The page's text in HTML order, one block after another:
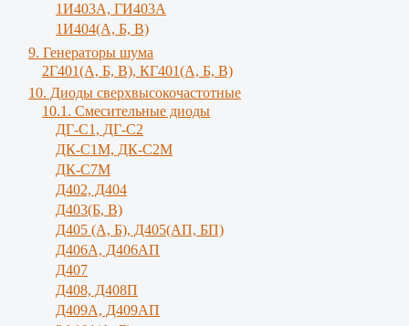
1И403А, ГИ403А
1И404(А, Б, В)
9. Генераторы шума
2Г401(А, Б, В), КГ401(А, Б, В)
10. Диоды сверхвысокочастотные
10.1. Смесительные диоды
ДГ-С1, ДГ-С2
ДК-С1М, ДК-С2М
ДК-С7М
Д402, Д404
Д403(Б, В)
Д405 (А, Б), Д405(АП, БП)
Д406А, Д406АП
Д407
Д408, Д408П
Д409А, Д409АП